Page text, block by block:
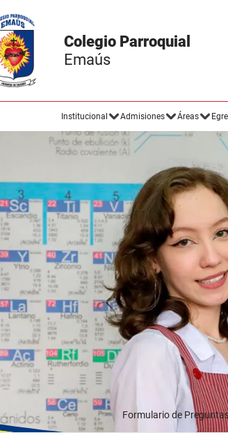
Colegio Parroquial
Emaús
Institucional Admisiones Áreas
Formulario de